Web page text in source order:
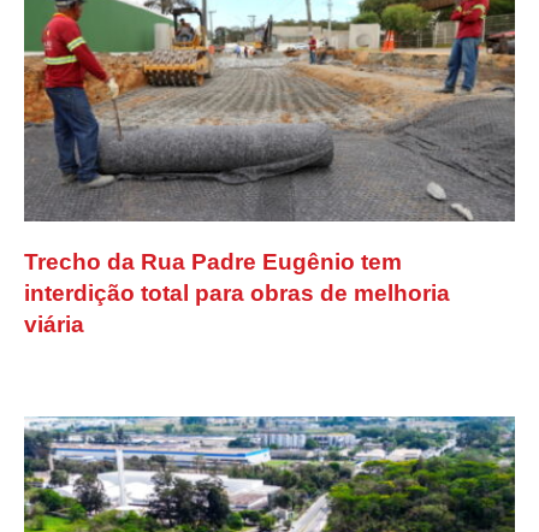
Trecho da Rua Padre Eugênio tem
interdição total para obras de melhoria
viária